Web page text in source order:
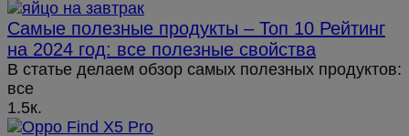
Самые полезные продукты – Топ 10 Рейтинг
на 2024 год: все полезные свойства
В статье делаем обзор самых полезных продуктов:
все
1.5к.